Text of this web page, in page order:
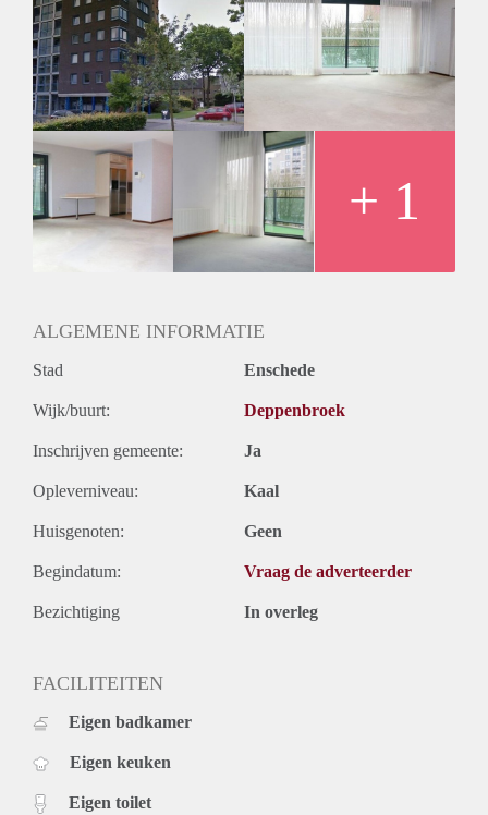
Huurtoeslag grens: Ja
Geschikt voor studenten: Afhankelijk van de Eigenaar
+ 1
ALGEMENE INFORMATIE
Stad Enschede
Wijk/buurt: Deppenbroek
Inschrijven gemeente: Ja
Opleverniveau: Kaal
Huisgenoten: Geen
Begindatum: Vraag de adverteerder
Bezichtiging In overleg
FACILITEITEN
Eigen badkamer
Eigen keuken
Eigen toilet